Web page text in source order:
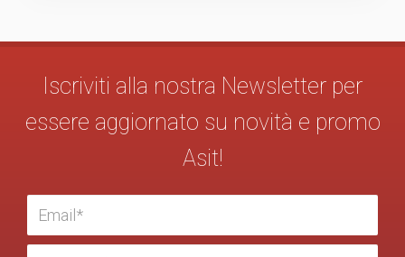
Iscriviti alla nostra Newsletter per
essere aggiornato su novità e promo
Asit!